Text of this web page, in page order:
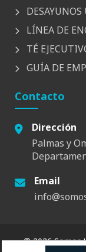
DESAYUNOS
LÍNEA DE
TÉ
GUÍA DE
Contacto
Dirección
Palmas y
Email
© 2026 Somos